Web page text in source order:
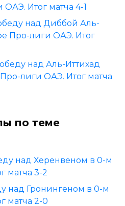
Итог матча 4-1
над Диббой Аль-
Про-лиги ОАЭ. Итог
над Аль-Иттихад
лиги ОАЭ. Итог матча
по теме
над Херенвеном в 0-м
матча 3-2
над Гронингеном в 0-м
матча 2-0